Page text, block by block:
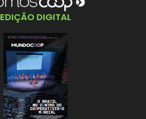
EDIÇÃO DIGITAL